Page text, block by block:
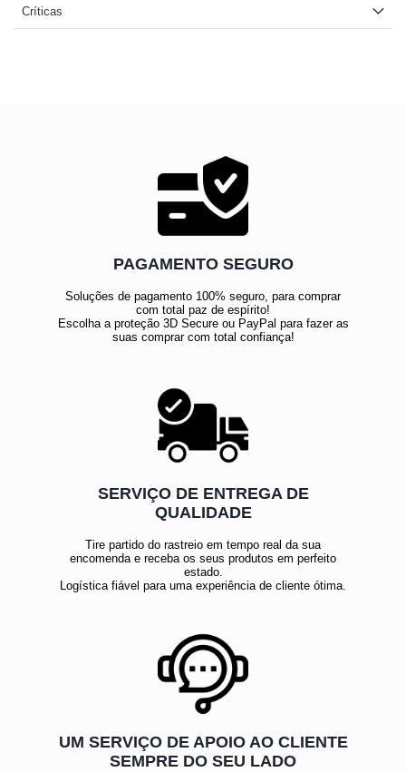
Críticas
PAGAMENTO SEGURO
Soluções de pagamento 100% seguro, para comprar
com total paz de espírito!
Escolha a proteção 3D Secure ou PayPal para fazer as
suas comprar com total confiança!
SERVIÇO DE ENTREGA DE
QUALIDADE
Tire partido do rastreio em tempo real da sua
encomenda e receba os seus produtos em perfeito
estado.
Logística fiável para uma experiência de cliente ótima.
UM SERVIÇO DE APOIO AO CLIENTE
SEMPRE DO SEU LADO